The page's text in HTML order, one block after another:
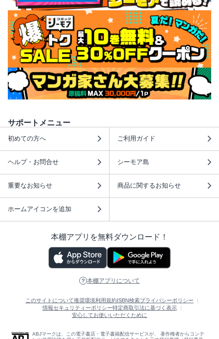
サポートメニュー
初めての方へ ご利用ガイド
ヘルプ・お問合せ シーモア島
重要なお知らせ 商品に関するお知らせ
ホームアイコンを追加
本棚アプリを無料ダウンロード！
本棚アプリについて
このサイトについて推奨環境利用規約 ISBN検索プライバシーポリシー
情報セキュリティーポリシー特定商取引法に基づく表示
安心してお使いいただくために
ABJマークは、この電子書店・電子書籍配信サービスが、 著作権者からコンテ